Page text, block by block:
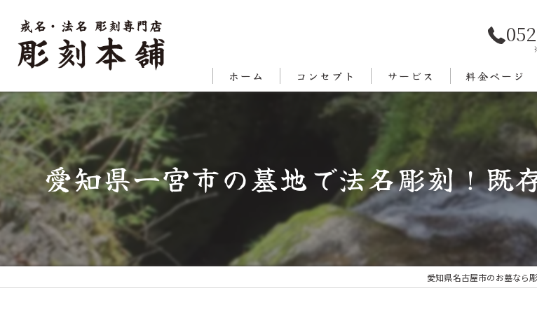
ホーム コンセプト サービス 料金ページ
愛知県一宮市の墓地で法名彫刻！既
愛知県名古屋市のお墓なら